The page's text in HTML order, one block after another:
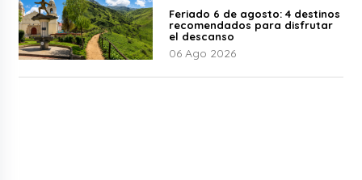
Feriado 6 de agosto: 4 destinos
recomendados para disfrutar
el descanso
06 Ago 2026